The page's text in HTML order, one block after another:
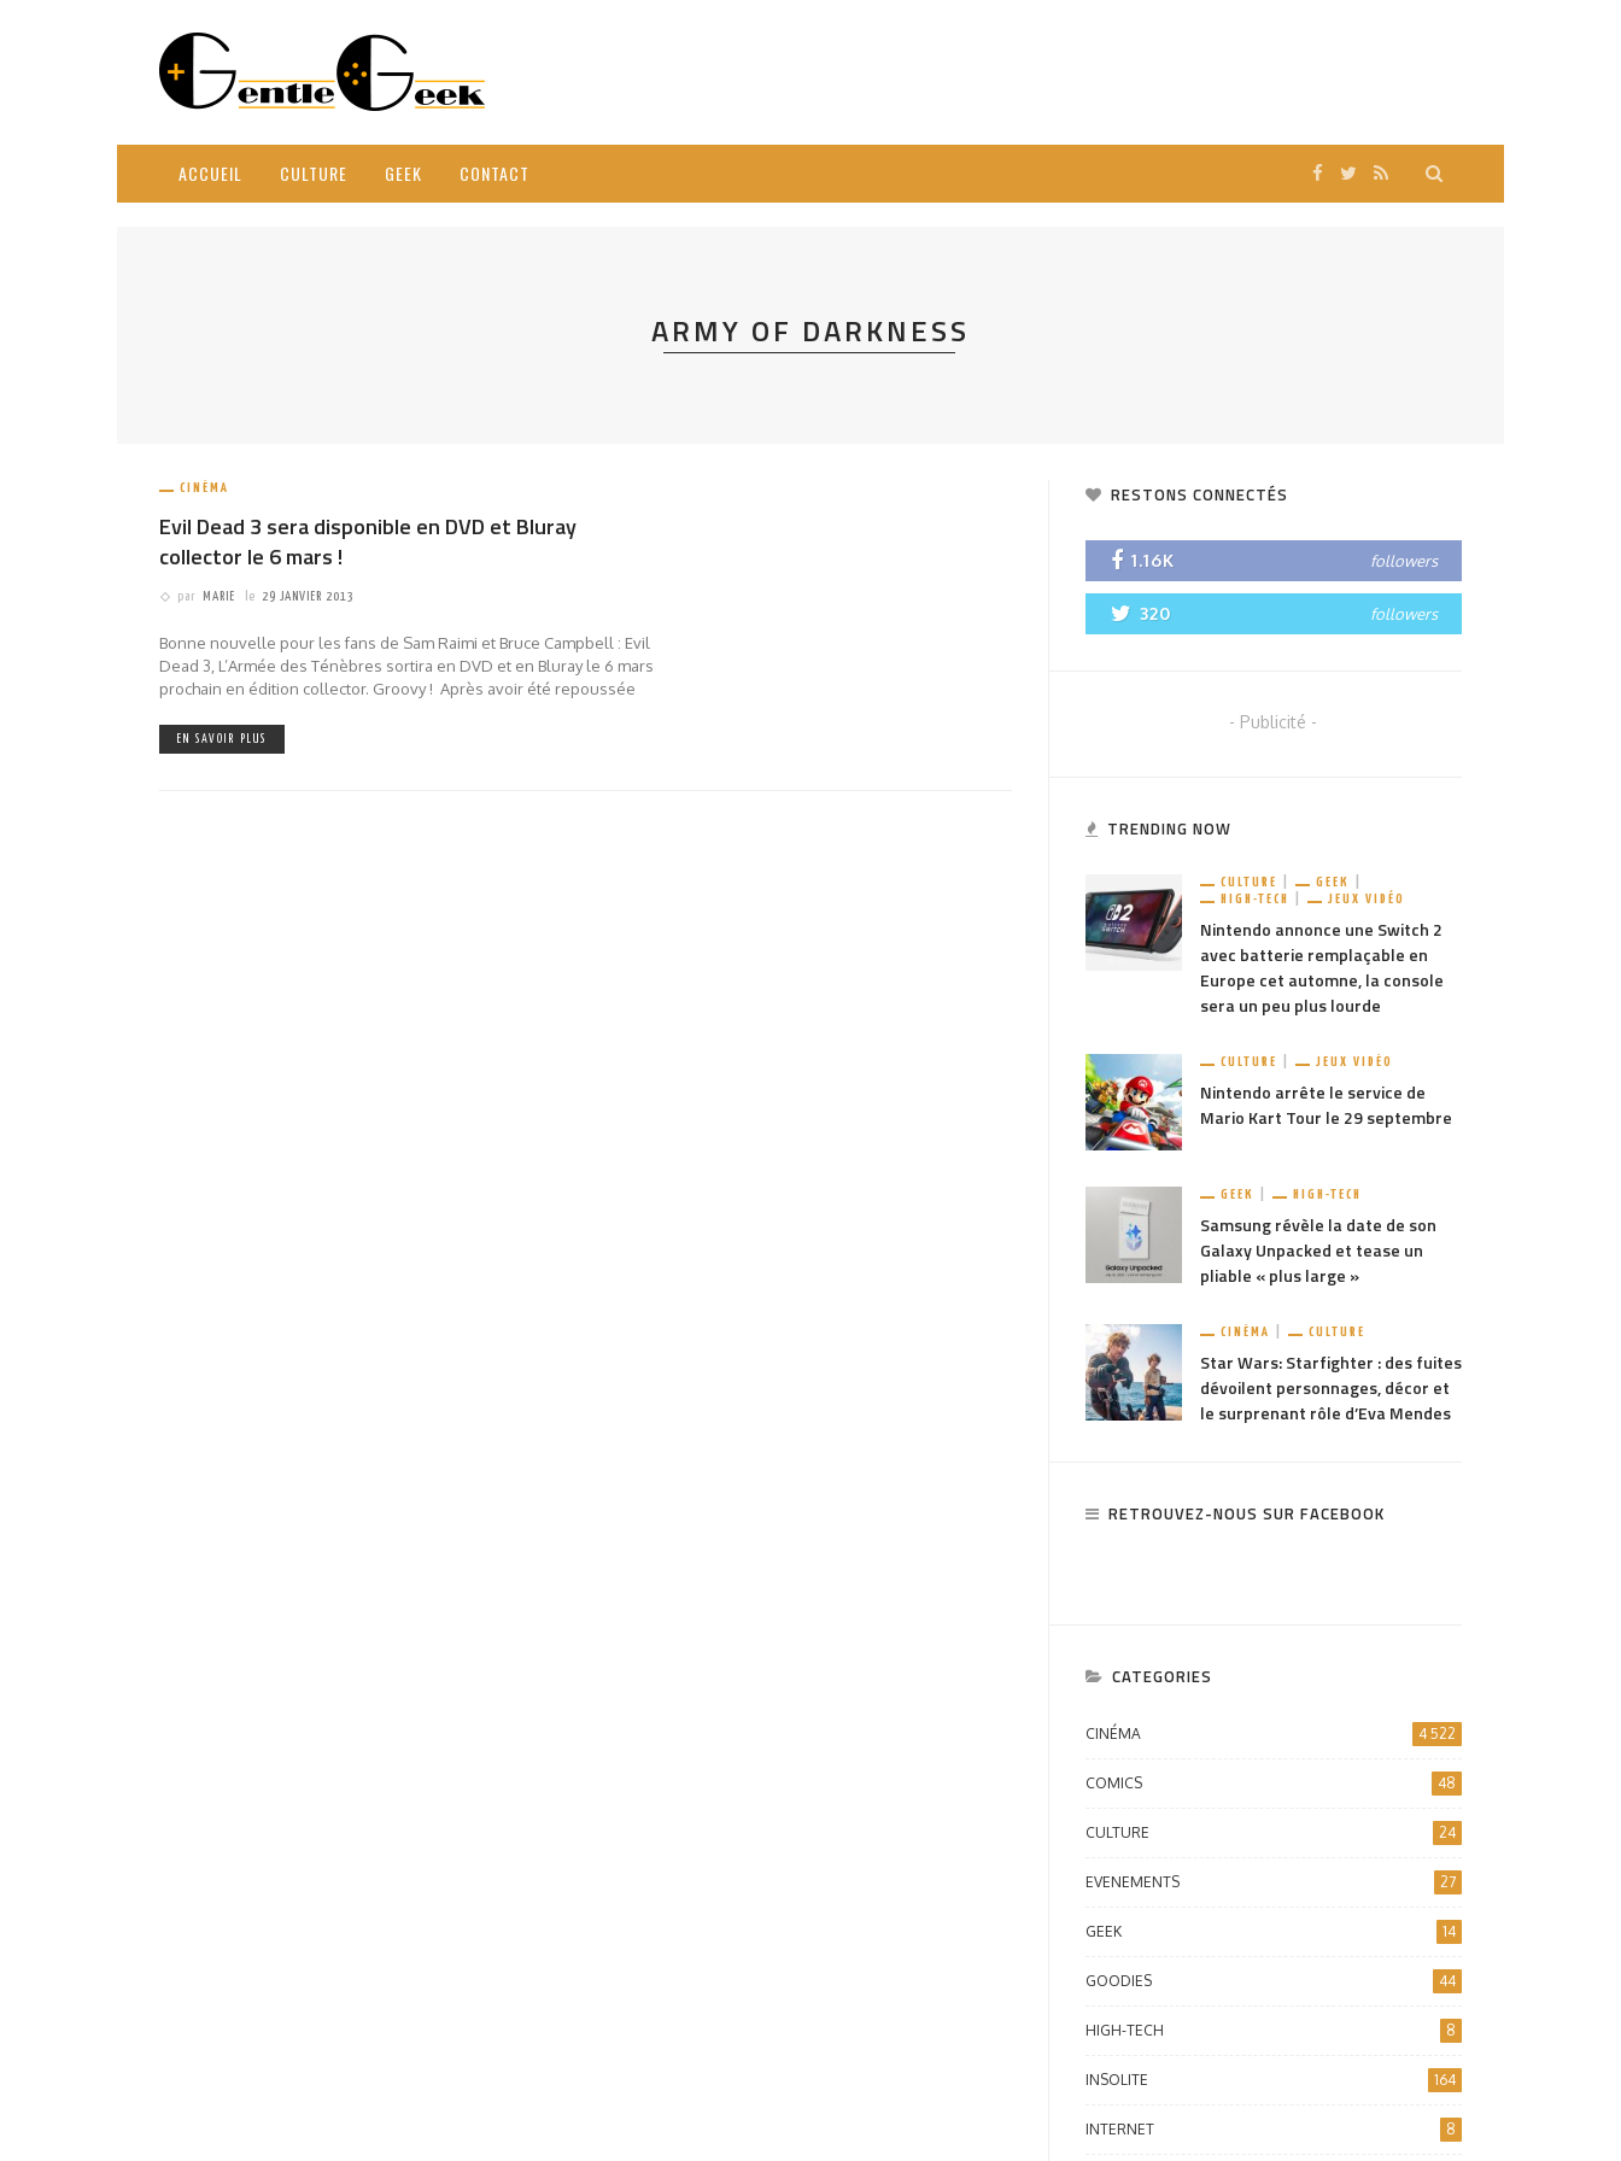
ACCUEIL CULTURE GEEK CONTACT
ARMY OF DARKNESS
CINÉMA
Evil Dead 3 sera disponible en DVD et Bluray
collector le 6 mars !
par MARIE le 29 JANVIER 2013
Bonne nouvelle pour les fans de Sam Raimi et Bruce Campbell : Evil
Dead 3, L’Armée des Ténèbres sortira en DVD et en Bluray le 6 mars
prochain en édition collector. Groovy ! Après avoir été repoussée
EN SAVOIR PLUS
RESTONS CONNECTÉS
1.16K followers
320 followers
- Publicité -
TRENDING NOW
CULTURE
GEEK
HIGH-TECH
JEUX VIDÉO
Nintendo annonce une Switch 2
avec batterie remplaçable en
Europe cet automne, la console
sera un peu plus lourde
CULTURE JEUX VIDÉO
Nintendo arrête le service de
Mario Kart Tour le 29 septembre
GEEK HIGH-TECH
Samsung révèle la date de son
Galaxy Unpacked et tease un
pliable « plus large »
CINÉMA CULTURE
Star Wars: Starfighter : des fuites
dévoilent personnages, décor et
le surprenant rôle d’Eva Mendes
RETROUVEZ-NOUS SUR FACEBOOK
CATEGORIES
CINÉMA 4 522
COMICS 48
CULTURE 24
EVENEMENTS 27
GEEK 14
GOODIES 44
HIGH-TECH 8
INSOLITE 164
INTERNET 8